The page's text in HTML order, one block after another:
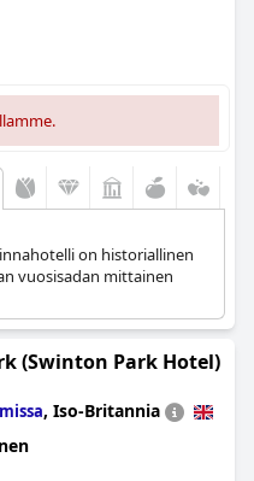
on historiallinen
vuosisadan mittainen
(Swinton Park Hotel)
, Iso-Britannia